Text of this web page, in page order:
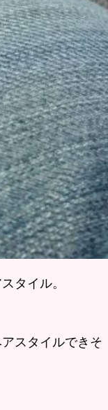
タイル。
スタイルできそ